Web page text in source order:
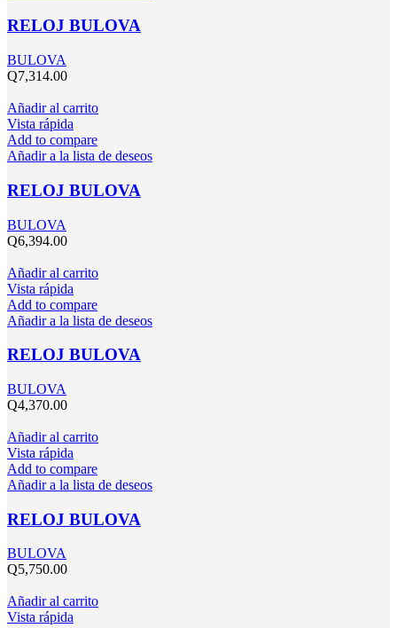
RELOJ BULOVA
BULOVA
Q7,314.00
Añadir al carrito
Vista rápida
Add to compare
Añadir a la lista de deseos
RELOJ BULOVA
BULOVA
Q6,394.00
Añadir al carrito
Vista rápida
Add to compare
Añadir a la lista de deseos
RELOJ BULOVA
BULOVA
Q4,370.00
Añadir al carrito
Vista rápida
Add to compare
Añadir a la lista de deseos
RELOJ BULOVA
BULOVA
Q5,750.00
Añadir al carrito
Vista rápida